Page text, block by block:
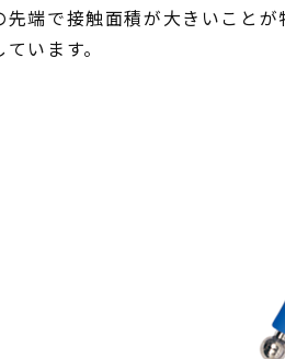
端で接触面積が大きいこと
います。